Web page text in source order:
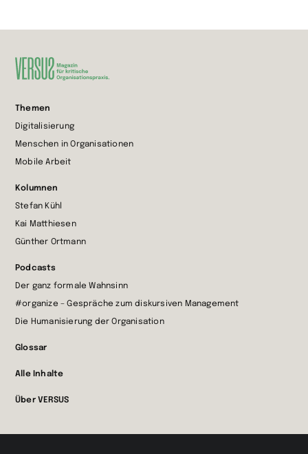
Startseite
wechseln
Themen
Digitalisierung
Menschen in Organisationen
Mobile Arbeit
Kolumnen
Stefan Kühl
Kai Matthiesen
Günther Ortmann
Podcasts
Der ganz formale Wahnsinn
#organize – Gespräche zum diskursiven Management
Die Humanisierung der Organisation
Glossar
Alle Inhalte
Über VERSUS